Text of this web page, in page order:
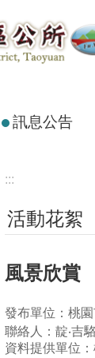
訊息公告
:::
活動花絮
風景欣賞
發布單位：桃
聯絡人：靛‧吉駱
資料提供單位